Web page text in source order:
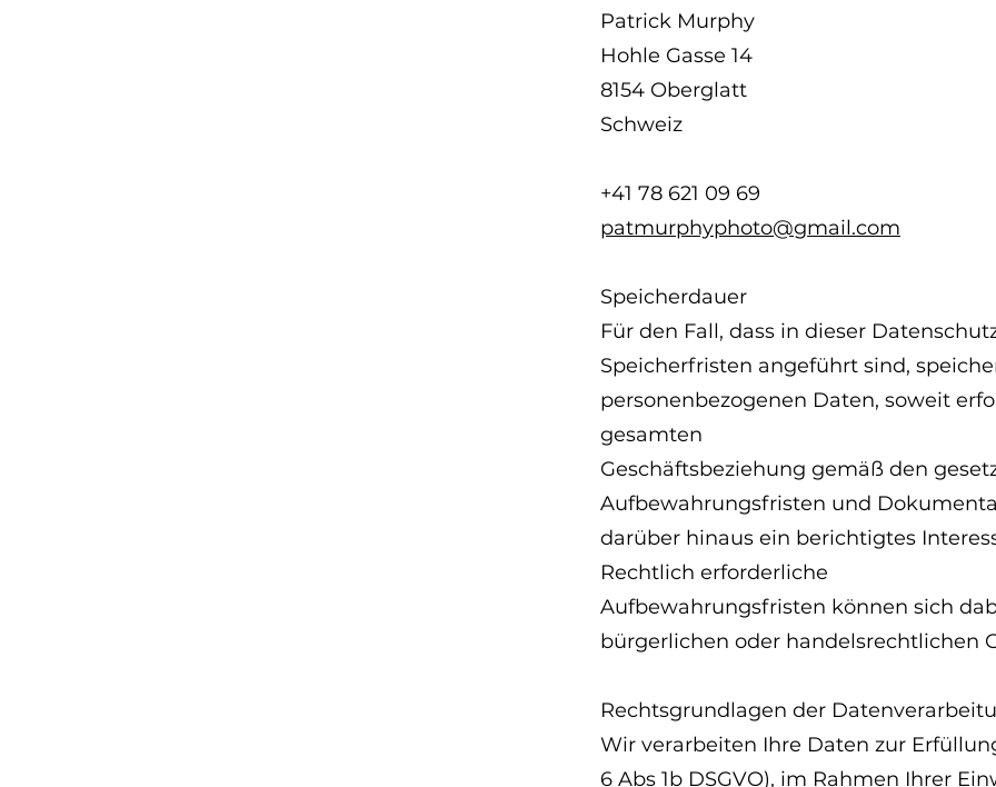
Patrick Murphy
Hohle Gasse 14
8154 Oberglatt
Schweiz
+41 78 621 09 69
patmurphyphoto@gmail.com
Speicherdauer
Für den Fall, dass in dieser
Speicherfristen angeführt sind,
personenbezogenen Daten, soweit
gesamten
Geschäftsbeziehung gemäß den
Aufbewahrungsfristen und
darüber hinaus ein berichtigtes
Rechtlich erforderliche
Aufbewahrungsfristen können sich
bürgerlichen oder handelsrechtlichen
Rechtsgrundlagen der
Wir verarbeiten Ihre Daten zur
6 Abs 1b DSGVO), im Rahmen Ihrer